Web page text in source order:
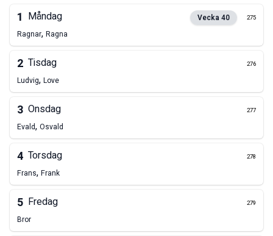
1 Måndag Vecka40 275
Ragnar, Ragna
2 Tisdag 276
Ludvig, Love
3 Onsdag 277
Evald, Osvald
4 Torsdag 278
Frans, Frank
5 Fredag 279
Bror